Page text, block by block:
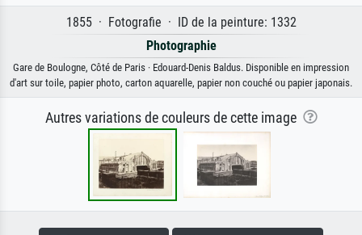
1855 · Fotografie · ID de la peinture: 1332
Photographie
Gare de Boulogne, Côté de Paris · Edouard-Denis Baldus. Disponible en impression
d'art sur toile, papier photo, carton aquarelle, papier non couché ou papier japonais.
Autres variations de couleurs de cette image